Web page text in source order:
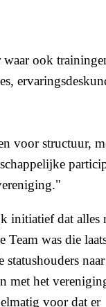
waar ook
voor structuur,
initiatief dat alles
was die
met het
voor dat er